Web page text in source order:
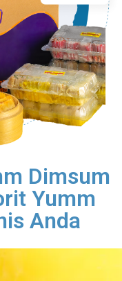
Dimsum
Yumm
Anda